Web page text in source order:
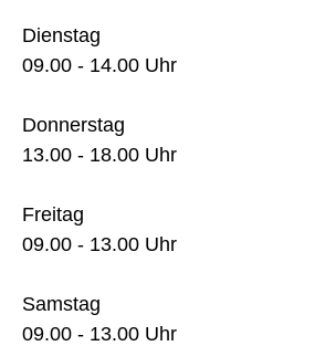
Dienstag
09.00 - 14.00 Uhr
Donnerstag
13.00 - 18.00 Uhr
Freitag
09.00 - 13.00 Uhr
Samstag
09.00 - 13.00 Uhr